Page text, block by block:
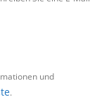
und
.